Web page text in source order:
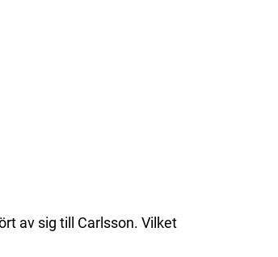
av sig till Carlsson. Vilket